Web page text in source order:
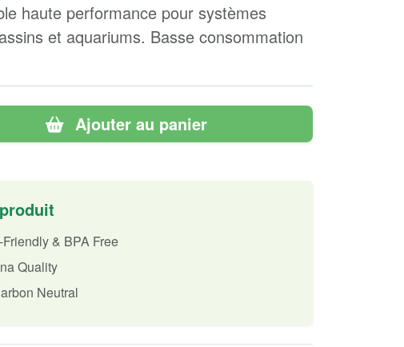
haute performance pour systèmes
et aquariums. Basse consommation
Ajouter au panier
& BPA Free
Quality
Neutral